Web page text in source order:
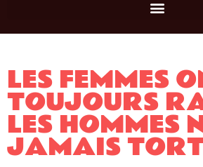
LES FEMMES
TOUJOURS
LES HOMMES
JAMAIS